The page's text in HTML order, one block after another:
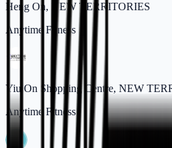
Heng On, NEW TERRITORIES
Anytime Fitness
Yiu On Shopping Centre, NEW
Anytime Fitness